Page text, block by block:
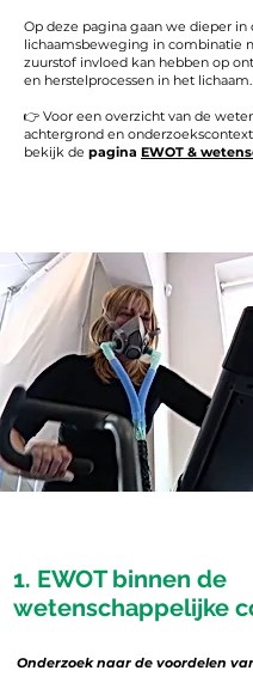
Op deze pagina gaan we dieper in
lichaamsbeweging in combinatie
zuurstof invloed kan hebben op
en herstelprocessen in het lichaam.
👉 Voor een overzicht van de
achtergrond en onderzoekscontext
bekijk de pagina EWOT &
1. EWOT binnen de
wetenschappelijke
Onderzoek naar de voordelen